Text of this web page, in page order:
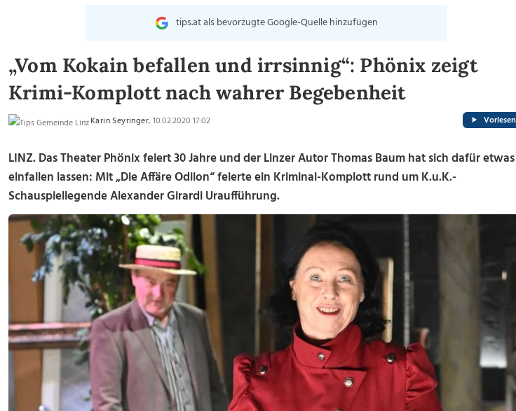
tips.at als bevorzugte Google-Quelle hinzufügen
„Vom Kokain befallen und irrsinnig“: Phönix zeigt
Krimi-Komplott nach wahrer Begebenheit
Karin Seyringer, 10.02.2020 17:02 Vorlesen
LINZ. Das Theater Phönix feiert 30 Jahre und der Linzer Autor Thomas Baum hat sich dafür etwas
einfallen lassen: Mit „Die Affäre Odilon“ feierte ein Kriminal-Komplott rund um K.u.K.-
Schauspiellegende Alexander Girardi Uraufführung.